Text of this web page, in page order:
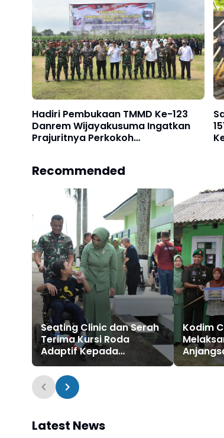
Hadiri Pembukaan TMMD Ke-123
Danrem Wijayakusuma Ingatkan
Prajuritnya Perkokoh
Recommended
Seating Clinic dan Serah
Terima Kursi Roda
Adaptif Kepada
Penyandang Disabilitas
Ganda Banyumas
Kodim
Rangka
Latest News